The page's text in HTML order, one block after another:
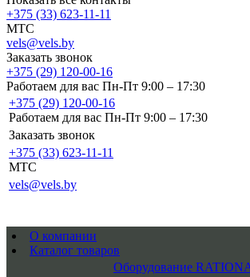
+375 (33) 623-11-11
MTC
vels@vels.by
Заказать звонок
+375 (29) 120-00-16
Работаем для вас Пн-Пт 9:00 – 17:30
+375 (29) 120-00-16
Работаем для вас Пн-Пт 9:00 – 17:30
Заказать звонок
+375 (33) 623-11-11
MTC
vels@vels.by
О компании
Каталог товаров
Оборудование